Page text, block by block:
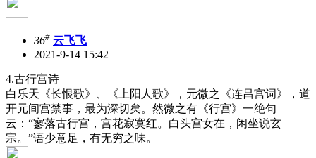
36# 云飞飞
2021-9-14 15:42
4.古行宫诗
白乐天《长恨歌》、《上阳人歌》，元微之《连昌宫词》，道
开元间宫禁事，最为深切矣。然微之有《行宫》一绝句
云：“寥落古行宫，宫花寂寞红。白头宫女在，闲坐说玄
宗。”语少意足，有无穷之味。